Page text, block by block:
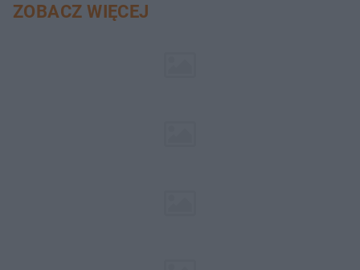
ZOBACZ WIĘCEJ